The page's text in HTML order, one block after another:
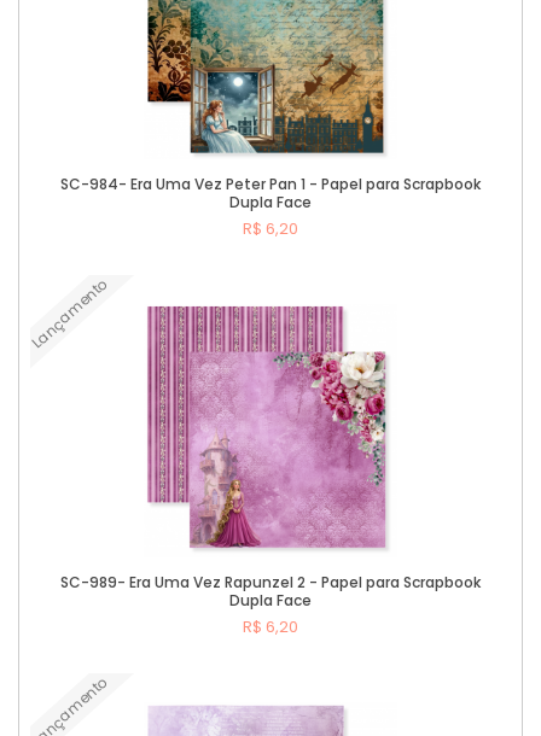
SC-984- Era Uma Vez Peter Pan 1 - Papel para Scrapbook
Dupla Face
R$ 6,20
Lançamento
SC-989- Era Uma Vez Rapunzel 2 - Papel para Scrapbook
Dupla Face
R$ 6,20
Lançamento